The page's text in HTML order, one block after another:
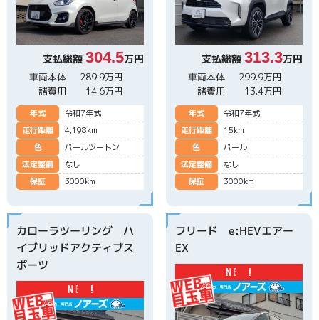
支払総額304.5万円
車両本体
289.9万円
諸費用
14.6万円
年式
令和7年式
走行距離
4,198km
色
パールツートン
法定整備
なし
保証
3000km
支払総額 313.3万円
車両本体
299.9万円
諸費用
13.4万円
年式
令和7年式
走行距離
15km
色
パール
法定整備
なし
保証
3000km
カローラツーリング ハ
イブリッドアクティブス
ポーツ
N E !
フリード e:HEVエアー
EX
N E !